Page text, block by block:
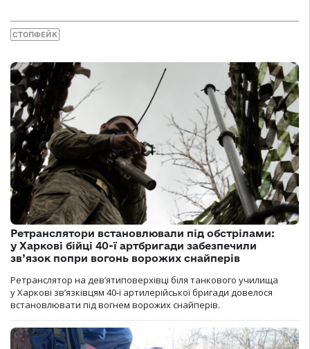
СТОПФЕЙК
Ретранслятори встановлювали під обстрілами:
у Харкові бійці 40-ї артбригади забезпечили
зв’язок попри вогонь ворожих снайперів
Ретранслятор на дев’ятиповерхівці біля танкового училища
у Харкові зв’язківцям 40-ї артилерійської бригади довелося
встановлювати під вогнем ворожих снайперів.